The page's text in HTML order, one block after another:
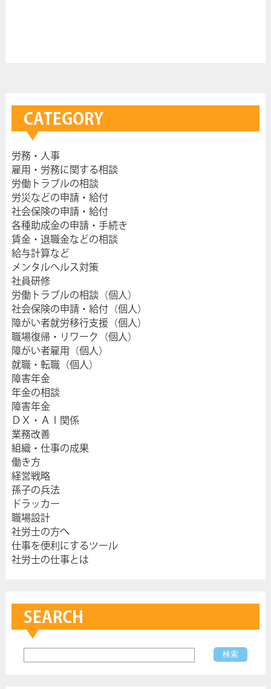
CATEGORY
労務・人事
雇用・労務に関する相談
労働トラブルの相談
労災などの申請・給付
社会保険の申請・給付
各種助成金の申請・手続き
賃金・退職金などの相談
給与計算など
メンタルヘルス対策
社員研修
労働トラブルの相談（個人）
社会保険の申請・給付（個人）
障がい者就労移行支援（個人）
職場復帰・リワーク（個人）
障がい者雇用（個人）
就職・転職（個人）
障害年金
年金の相談
障害年金
ＤＸ・ＡＩ関係
業務改善
組織・仕事の成果
働き方
経営戦略
孫子の兵法
ドラッカー
職場設計
社労士の方へ
仕事を便利にするツール
社労士の仕事とは
SEARCH